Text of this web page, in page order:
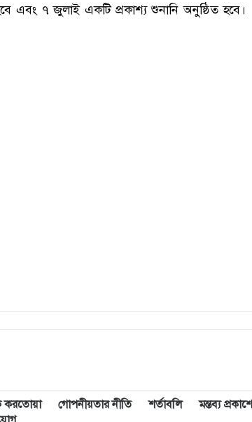
এবং ৭ জুলাই একটি প্রকাশ্য শুনানি অনুষ্ঠিত
করতোয়া গোপনীয়তার নীতি শর্তাবলি মন্তব্য